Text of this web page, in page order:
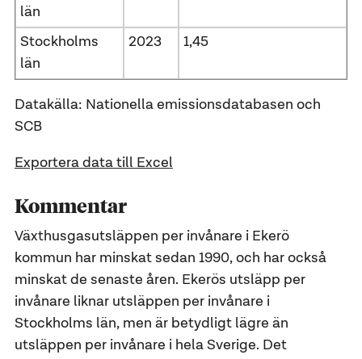
län
Stockholms
län
2023 1,45
Datakälla: Nationella emissionsdatabasen och
SCB
Exportera data till Excel
Kommentar
Växthusgasutsläppen per invånare i Ekerö
kommun har minskat sedan 1990, och har också
minskat de senaste åren. Ekerös utsläpp per
invånare liknar utsläppen per invånare i
Stockholms län, men är betydligt lägre än
utsläppen per invånare i hela Sverige. Det